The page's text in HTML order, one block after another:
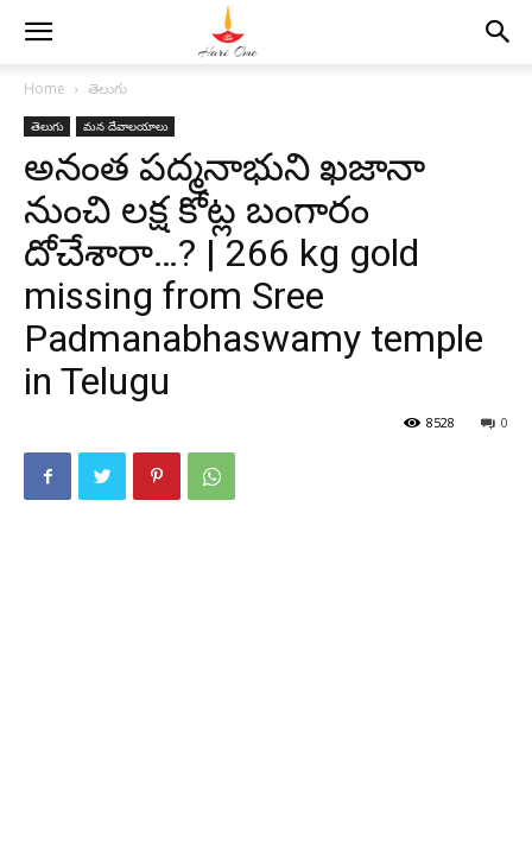
Home తెలుగు
తెలుగు మన దేవాలయాలు
అనంత పద్మనాభుని ఖజానా
నుంచి లక్ష కోట్ల బంగారం
దోచేశారా…? | 266 kg gold
missing from Sree
Padmanabhaswamy temple
in Telugu
0
8528